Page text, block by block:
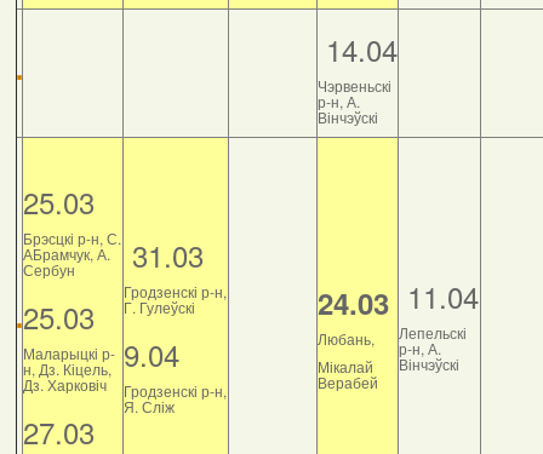
14.04
Чэрвеньскі
р-н, А.
Вінчэўскі
25.03
Брэсцкі р-н, С.
АБрамчук, А.
Сербун
25.03
Маларыцкі р-
н, Дз. Кіцель,
Дз. Харковіч
27.03
31.03
Гродзенскі р-н,
Г. Гулеўскі
9.04
Гродзенскі р-н,
Я. Сліж
24.03
Любань,
Мікалай
Верабей
11.04
Лепельскі
р-н, А.
Вінчэўскі